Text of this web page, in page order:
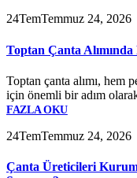
24TemTemmuz 24, 2026
Toptan Çanta
Toptan çanta alımı, hem
için önemli bir adım
FAZLA OKU
24TemTemmuz 24, 2026
Çanta Üreticileri